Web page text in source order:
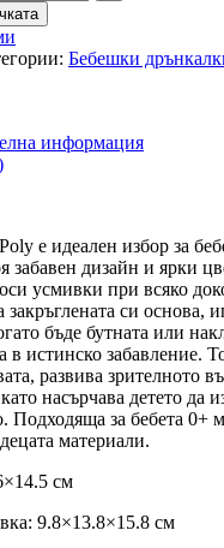
Бебешки
информация
е идеален избор за
забавен дизайн и ярки
усмивки при всяко
закръглената си основа,
бъде бутната или
в истинско забавление.
развива зрителното
насърчава детето да
Подходяща за бебета 0+
материали.
см
9.8×13.8×15.8 см